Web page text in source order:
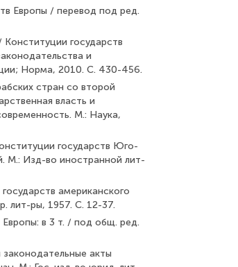
Евро­пы / перевод под ред.
государств
и
Норма, 2010. С. 430-456.
стран со второй
власть и
М.: Наука,
государств Юго-
М.: Изд-во иностранной лит-
американского
лит-ры, 1957. С. 12-37.
Европы: в 3 т. / под общ. ред.
акты